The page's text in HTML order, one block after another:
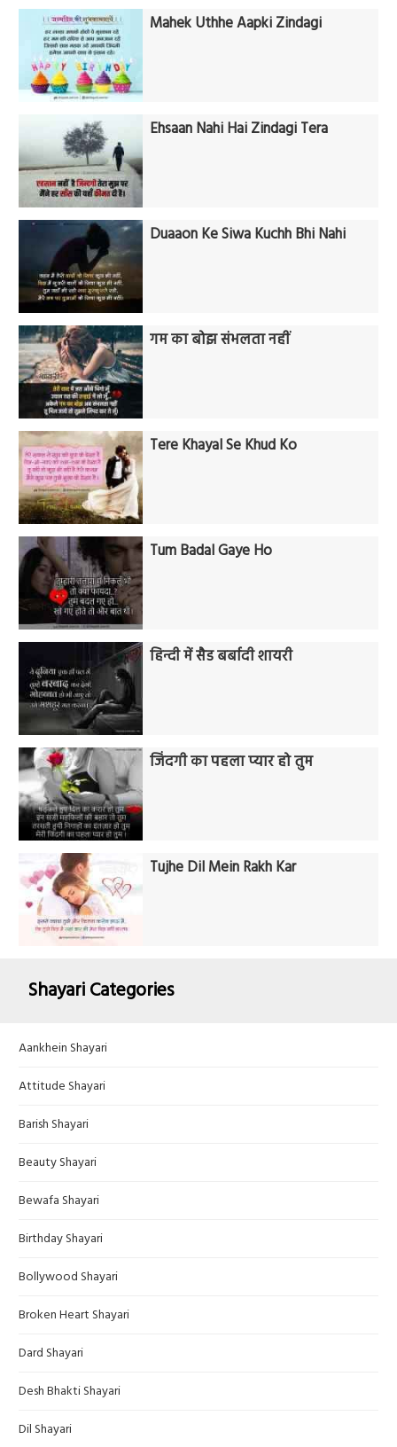
Mahek Uthhe Aapki Zindagi
Ehsaan Nahi Hai Zindagi Tera
Duaaon Ke Siwa Kuchh Bhi Nahi
गम का बोझ संभलता नहीं
Tere Khayal Se Khud Ko
Tum Badal Gaye Ho
हिन्दी में सैड बर्बादी शायरी
जिंदगी का पहला प्यार हो तुम
Tujhe Dil Mein Rakh Kar
Shayari Categories
Aankhein Shayari
Attitude Shayari
Barish Shayari
Beauty Shayari
Bewafa Shayari
Birthday Shayari
Bollywood Shayari
Broken Heart Shayari
Dard Shayari
Desh Bhakti Shayari
Dil Shayari